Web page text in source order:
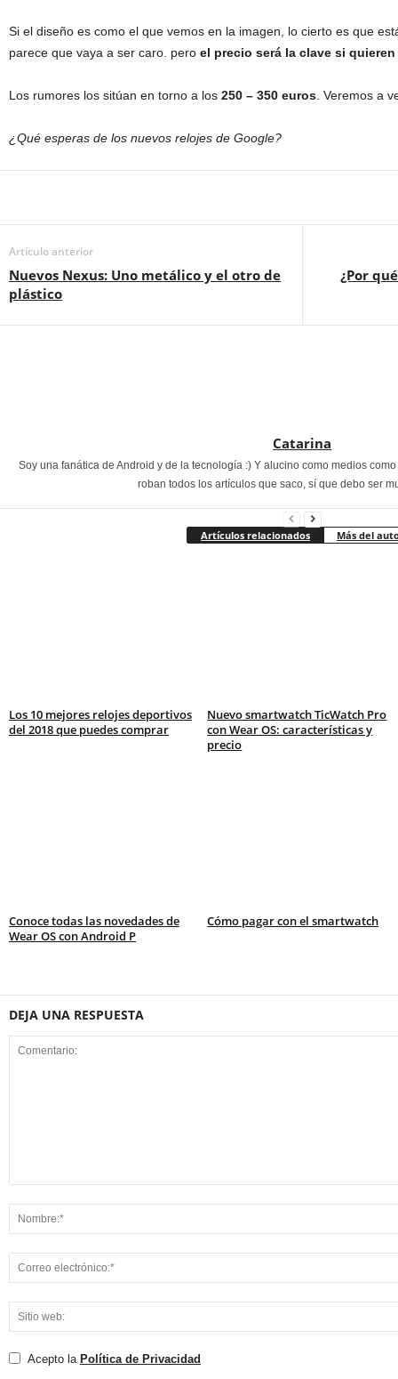
Si el diseño es como el que vemos en la imagen, lo cierto es que
parece que vaya a ser caro. pero el precio será la clave si
Los rumores los sitúan en torno a los 250 – 350 euros . Veremos a
¿Qué esperas de los nuevos relojes de Google?
Artículo anterior
Nuevos Nexus: Uno metálico y el otro de
plástico
¿Por
Catarina
Soy una fanática de Android y de la tecnología :) Y alucino como medios
roban todos los artículos que saco, sí que debo ser
Artículos relacionados Más del
Los 10 mejores relojes deportivos
del 2018 que puedes comprar
Nuevo smartwatch TicWatch Pro
con Wear OS: características y
precio
Conoce todas las novedades de
Wear OS con Android P
Cómo pagar con el smartwatch
DEJA UNA RESPUESTA
Acepto la Política de Privacidad